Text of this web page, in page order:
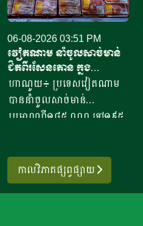
ទឹកប្រាក់ចំនួន១៥៦,៤៥​លាន
ដុល្លារ។ ឧកញ៉ា ឡាយ ឈុនហួ
ប្រធានសហព័ន្ធស្រូវអង្ករកម្ពុជា
បានមានប្រសាសន៍ថា ការនាំ
ចេញអង្ករសម្រាប់ឆ្នាំ២០២៦នេះ
នឹងសម្រេចបានជោគជ័យតាម
ផែនការ ហើយ​មិនមានបញ្ហាអ្វី
ចោទនោះទេ ជាពិសេស ស្រប
រដ្ឋាភិបាល ដឹកនាំរបស់ស
ម្តេចតេជោ ហ៊ុន សែន ជាអតីត
06-08-2026 03:51 PM
វៀតណាម នាំចូលសាច់មាន់
ជិតពីរសែនតោន ក្នុង
ឆមាសទី១ ដោយភាគច្រើននាំ
ចូលពីអាម៉េរិក
ហាណូយ៖ ប្រទេសវៀតណាម
បាននាំចូលសាច់មាន់
ប្រមាណពី១៨៥ ០០០ ទៅ១៩៥
នាំចូលពីសហរដ្ឋអាម៉េរិក មាន
រហូតដល់ជិត៦២ភាគរយនៃ
កាលវិភាគផ្សព្វផ្សាយ